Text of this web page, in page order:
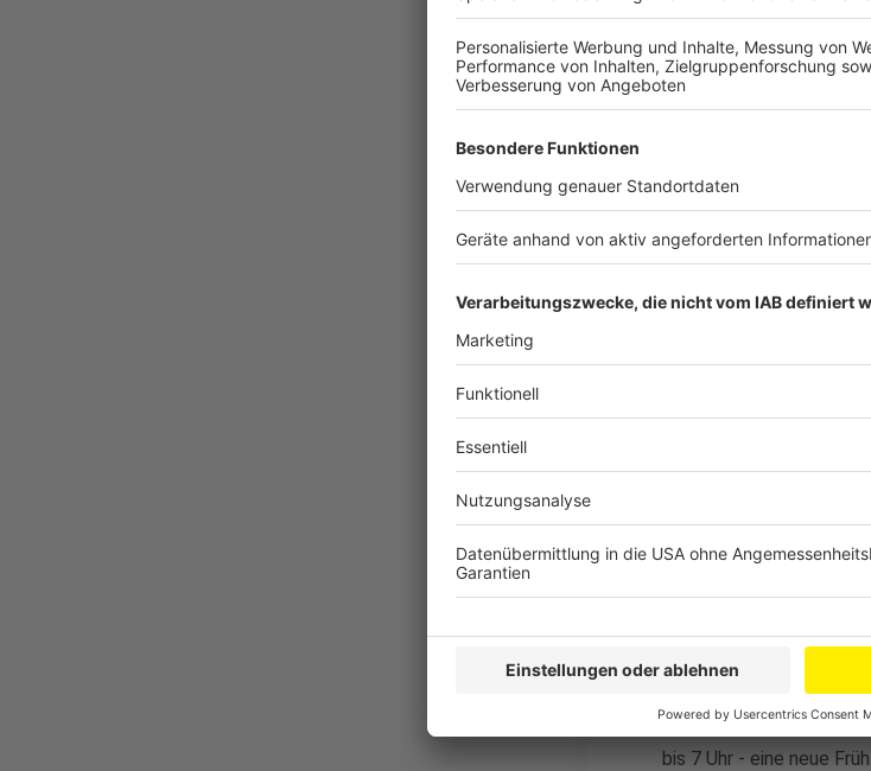
Weitere Maßnahmen
Anzeige
Dass damit alle
Düsseldorf noch folgende
Neue Priority Lane
Verstärkung an den
Anzeige
Hier haben sich die
Folgendes ist vorgesehen:
Self Bag Drop-
soll bis zum Beginn der
Gepäckaufgabe
bis 7 Uhr - eine neue